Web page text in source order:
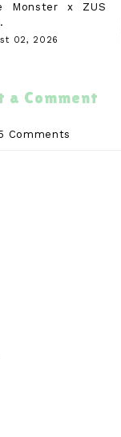
Monster x ZUS
02, 2026
a Comment
Comments